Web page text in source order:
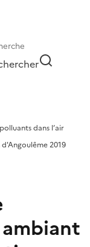
dans l’air
2019